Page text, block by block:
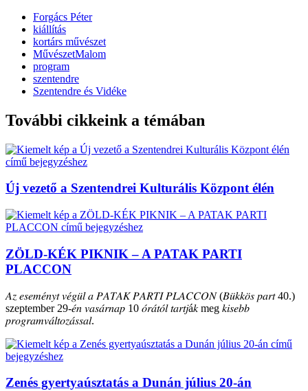
Forgács Péter
kiállítás
kortárs művészet
MűvészetMalom
program
szentendre
Szentendre és Vidéke
További cikkeink a témában
Új vezető a Szentendrei Kulturális Központ élén
ZÖLD-KÉK PIKNIK – A PATAK PARTI
PLACCON
𝐴𝑧 𝑒𝑠𝑒𝑚𝑒́𝑛𝑦𝑡 𝑣𝑒́𝑔𝑢̈𝑙 𝑎 𝑃𝐴𝑇𝐴𝐾 𝑃𝐴𝑅𝑇𝐼 𝑃𝐿𝐴𝐶𝐶𝑂𝑁 (𝐵𝑢̈𝑘𝑘𝑜̈𝑠 𝑝𝑎𝑟𝑡 40.)
szeptember 29-𝑒́𝑛 𝑣𝑎𝑠𝑎́𝑟𝑛𝑎𝑝 10 𝑜́𝑟𝑎́𝑡𝑜́𝑙 𝑡𝑎𝑟𝑡𝑗á𝑘 meg 𝑘𝑖𝑠𝑒𝑏𝑏
𝑝𝑟𝑜𝑔𝑟𝑎𝑚𝑣𝑎́𝑙𝑡𝑜𝑧𝑎́𝑠𝑠𝑎𝑙.
Zenés gyertyaúsztatás a Dunán július 20-án